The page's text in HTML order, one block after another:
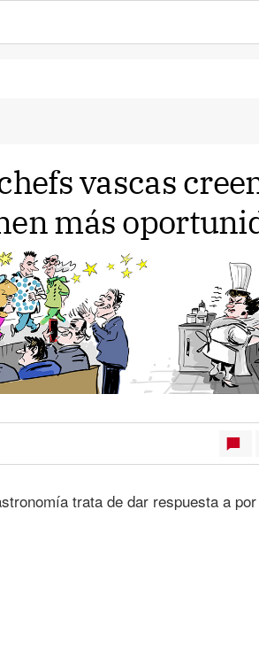
vascas
más
trata de dar respuesta a